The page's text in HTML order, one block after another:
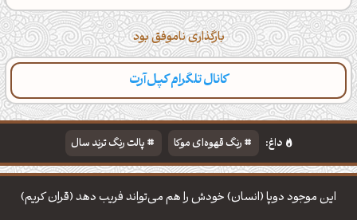
بارگذاری ناموفق بود
کانال تلگرام کپل‌آرت
دسته‌بندی مطالب تازه تایپوگرافی پالت‌ها
داغ: رنگ قهوه‌ای موکا
پالت رنگ ترند سال
دانلود والپیپر مذهبی
تایپوگرافی شعر مولانا
این‌ موجود دوپا (انسان‌) خودش‌ را هم‌ می‌تواند فریب‌ دهد (قران کریم)